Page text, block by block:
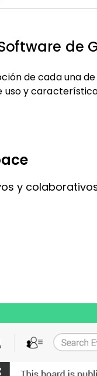
de
de cada una
uso y
y